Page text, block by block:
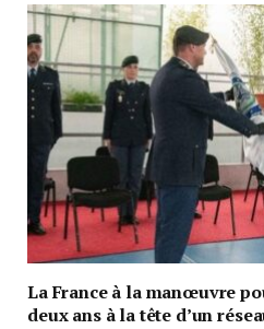
La France à la manœuvre
deux ans à la tête d’un